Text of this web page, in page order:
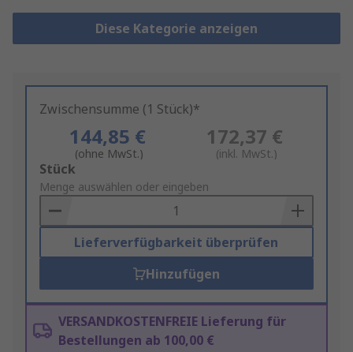
Diese Kategorie anzeigen
Zwischensumme (1 Stück)*
144,85 €
(ohne MwSt.)
172,37 €
(inkl. MwSt.)
Add
to
Basket
Stück
Menge auswählen oder eingeben
Lieferverfügbarkeit überprüfen
Hinzufügen
VERSANDKOSTENFREIE Lieferung für
Bestellungen ab 100,00 €